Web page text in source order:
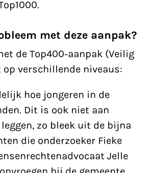
met deze aanpak?
de Top400-aanpak (Veilig
verschillende niveaus:
hoe jongeren in de
Dit is ook niet aan
zo bleek uit de bijna
die onderzoeker Fieke
Jelle